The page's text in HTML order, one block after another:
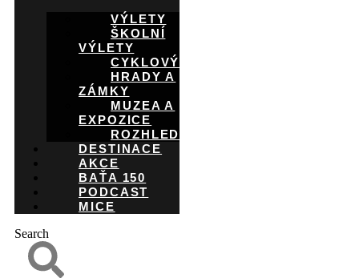
VÝLETY
ŠKOLNÍ
VÝLETY
CYKLOVÝLETY
HRADY A
ZÁMKY
MUZEA A
EXPOZICE
ROZHLEDNY
DESTINACE
AKCE
BAŤA 150
PODCAST
MICE
Search